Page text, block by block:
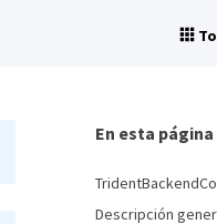
En esta página
Descripción